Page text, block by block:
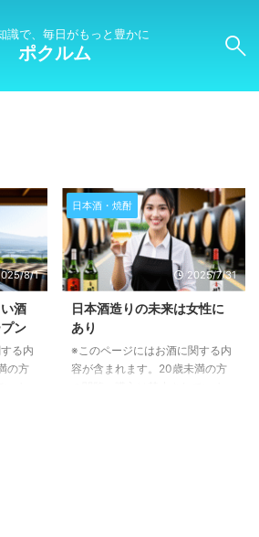
識で、毎日がもっと豊かに
ポクルム
8/1
酒
ン
る内
の方
日本酒・焼酎
2025/7/31
日本酒造りの未来は女性に
あり
※このページにはお酒に関する内
容が含まれます。20歳未満の方